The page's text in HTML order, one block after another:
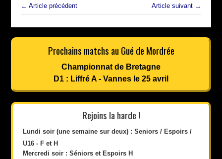
← Article précédent Article suivant →
Prochains matchs au Gué de Mordrée
Championnat de Bretagne
D1 : Liffré A - Vannes le 25 avril
Rejoins la harde !
Lundi soir (une semaine sur deux) : Seniors / Espoirs /
U16 - F et H
Mercredi soir : Séniors et Espoirs H